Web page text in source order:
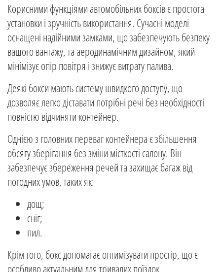
Корисними функціями автомобільних боксів є простота
установки і зручність використання. Сучасні моделі
оснащені надійними замками, що забезпечують безпеку
вашого вантажу, та аеродинамічним дизайном, який
мінімізує опір повітря і знижує витрату палива.
Деякі бокси мають систему швидкого доступу, що
дозволяє легко діставати потрібні речі без необхідності
повністю відчиняти контейнер.
Однією з головних переваг контейнера є збільшення
обсягу зберігання без зміни місткості салону. Він
забезпечує збереження речей та захищає багаж від
погодних умов, таких як:
дощ;
сніг;
пил.
Крім того, бокс допомагає оптимізувати простір, що є
особливо актуальним для тривалих поїздок.